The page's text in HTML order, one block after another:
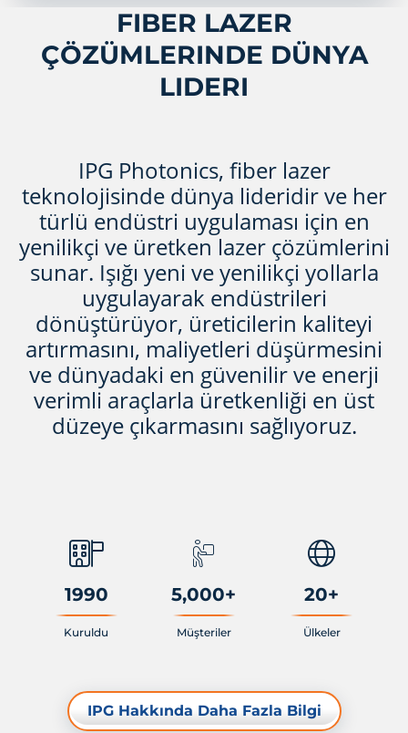
FIBER LAZER
ÇÖZÜMLERINDE DÜNYA
LIDERI
IPG Photonics, fiber lazer
teknolojisinde dünya lideridir ve her
türlü endüstri uygulaması için en
yenilikçi ve üretken lazer çözümlerini
sunar. Işığı yeni ve yenilikçi yollarla
uygulayarak endüstrileri
dönüştürüyor, üreticilerin kaliteyi
artırmasını, maliyetleri düşürmesini
ve dünyadaki en güvenilir ve enerji
verimli araçlarla üretkenliği en üst
düzeye çıkarmasını sağlıyoruz.
1990
Kuruldu
5,000+
Müşteriler
20+
Ülkeler
IPG Hakkında Daha Fazla Bilgi